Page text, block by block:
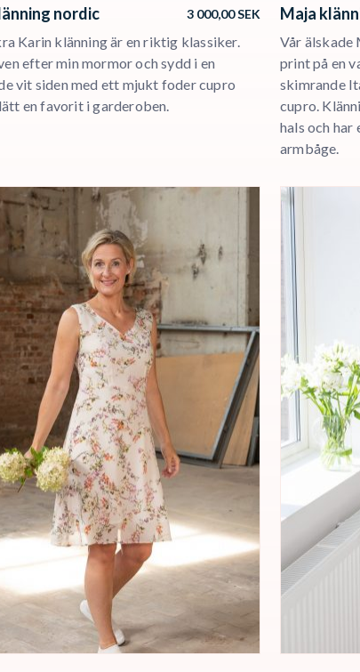
nordic 3 000,00SEK
Karin klänning är en riktig klassiker.
efter min mormor och sydd i en
vit siden med ett mjukt foder cupro
en favorit i garderoben.
Maja
Vår älskade
print på en
skimrande
cupro.
hals och har
armbåge.